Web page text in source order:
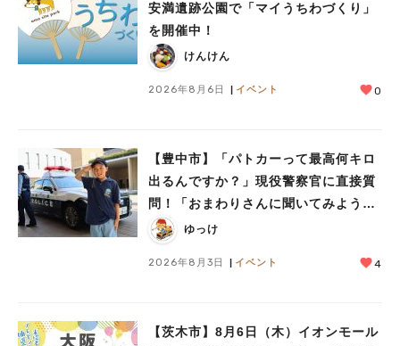
安満遺跡公園で「マイうちわづくり」
を開催中！
けんけん
2026年8月6日 イベント 0
【豊中市】「パトカーって最高何キロ
出るんですか？」現役警察官に直接質
問！「おまわりさんに聞いてみよう」
に参加しました
ゆっけ
2026年8月3日 イベント 4
【茨木市】8月6日（木）イオンモール